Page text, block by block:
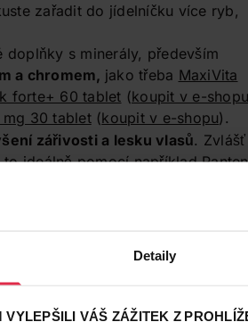
Detaily
VÁŠ ZÁŽITEK Z
zařadit do jídelníčku více ryb,
s minerály, především
a chromem, jako třeba MaxiVita
forte+ 60 tablet (koupit v e-shopu
mg 30 tablet(koupit v e-shopu).
zářivosti a lesku vlasů.
to ideálně pomocí například
, a to i v
Zděsili jste se prvních